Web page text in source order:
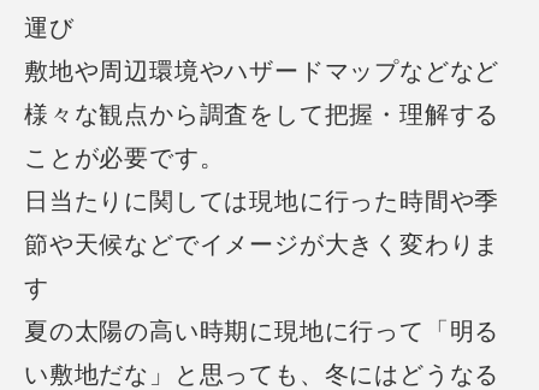
運び
敷地や周辺環境やハザードマップなどなど
様々な観点から調査をして把握・ 理解する
ことが必要です。
日当たりに関しては現地に行った時間や季
節や天候などでイメージが大きく変わりま
す
夏の太陽の高い時期に現地に行って「明る
い敷地だな」と思っても、 冬にはどうなる